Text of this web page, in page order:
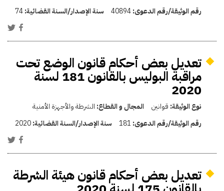
رقم الوثيقة/رقم الدعوى:40894 سنة الإصدار/السنة القضائية:74
تعديل بعض أحكام قانون الوضع تحت
مراقبة البوليس بالقانون 181 لسنة
2020
نوع الوثيقة: قوانين المجال و القطاع: الشرطة والأجهزة الأمنية
رقم الوثيقة/رقم الدعوى: 181 سنة الإصدار/السنة القضائية:2020
تعديل بعض أحكام قانون هيئة الشرطة